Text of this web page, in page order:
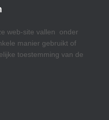
web-site vallen onder
manier gebruikt of
toestemming van de